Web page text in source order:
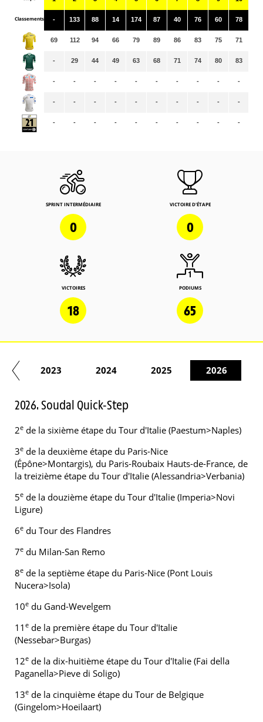
Classements -
69
-
-
-
-
133
112
29
-
-
-
88
94
44
-
-
-
14
66
49
-
-
-
174
79
63
-
-
-
87
89
68
-
-
-
40
86
71
-
-
-
76
83
74
-
-
-
60
75
80
-
-
-
78
71
83
-
-
-
SPRINT INTERMÉDIAIRE
0
VICTOIRE D'ÉTAPE
0
VICTOIRES
18
PODIUMS
65
2023 2024 2025 2026
2026. Soudal Quick-Step
2e de la sixième étape du Tour d'Italie (Paestum>Naples)
3e de la deuxième étape du Paris-Nice
(Épône>Montargis), du Paris-Roubaix Hauts-de-France, de
la treizième étape du Tour d'Italie (Alessandria>Verbania)
5e de la douzième étape du Tour d'Italie (Imperia>Novi
Ligure)
6e du Tour des Flandres
7e du Milan-San Remo
8e de la septième étape du Paris-Nice (Pont Louis
Nucera>Isola)
10e du Gand-Wevelgem
11 e de la première étape du Tour d'Italie
(Nessebar>Burgas)
12e de la dix-huitième étape du Tour d'Italie (Fai della
Paganella>Pieve di Soligo)
13e de la cinquième étape du Tour de Belgique
(Gingelom>Hoeilaart)